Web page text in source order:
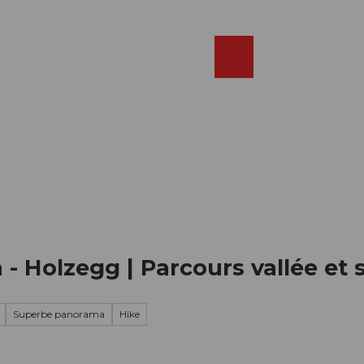
Holzegg | Parcours vallée et
Superbe panorama Hike